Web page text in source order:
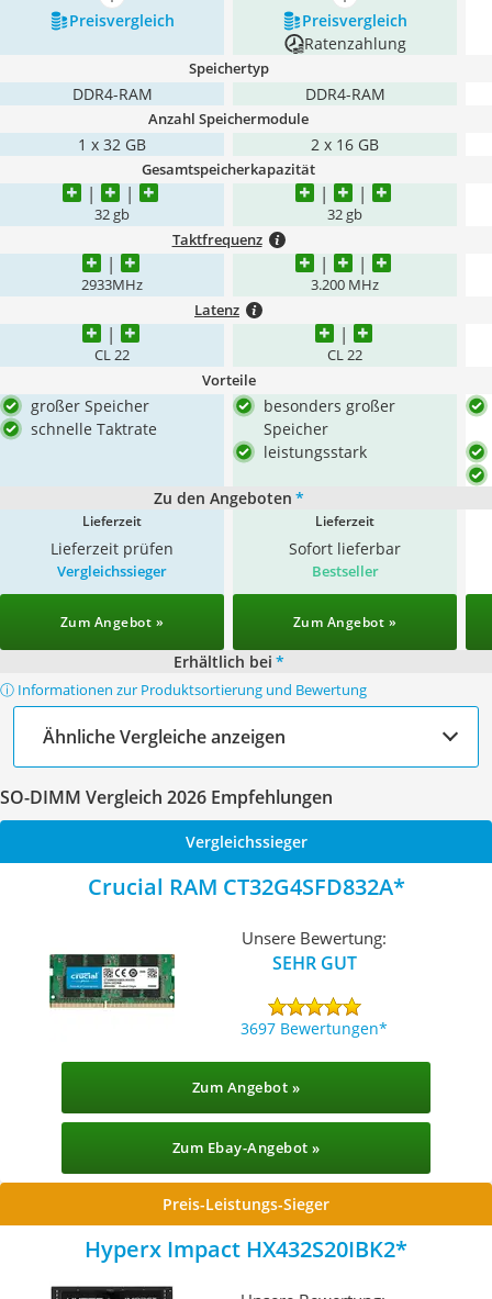
Preis­vergleich
Preis­vergleich
Ratenzahlung
Speichertyp
DDR4-RAM DDR4-RAM
Anzahl Speichermodule
1 x 32 GB 2 x 16 GB
Gesamtspeicherkapazität
32 gb 32 gb
Taktfrequenz
2933MHz 3.200 MHz
Latenz
CL 22 CL 22
Vorteile
großer Speicher
schnelle Taktrate
besonders großer
Speicher
leistungsstark
Zu den Angeboten *
Lieferzeit
Lieferzeit prüfen
Lieferzeit
Sofort lieferbar
Vergleichssieger
Zum Angebot »
Bestseller
Zum Angebot »
Erhältlich bei *
ⓘ Informationen zur Produktsortierung und Bewertung
Ähnliche Vergleiche anzeigen
SO-DIMM Vergleich 2026 Empfehlungen
Vergleichssieger
Crucial RAM CT32G4SFD832A
Unsere Bewertung:
SEHR GUT
3697 Bewertungen
Zum Angebot »
Zum Ebay-Angebot »
Preis-Leistungs-Sieger
Hyperx Impact HX432S20IBK2